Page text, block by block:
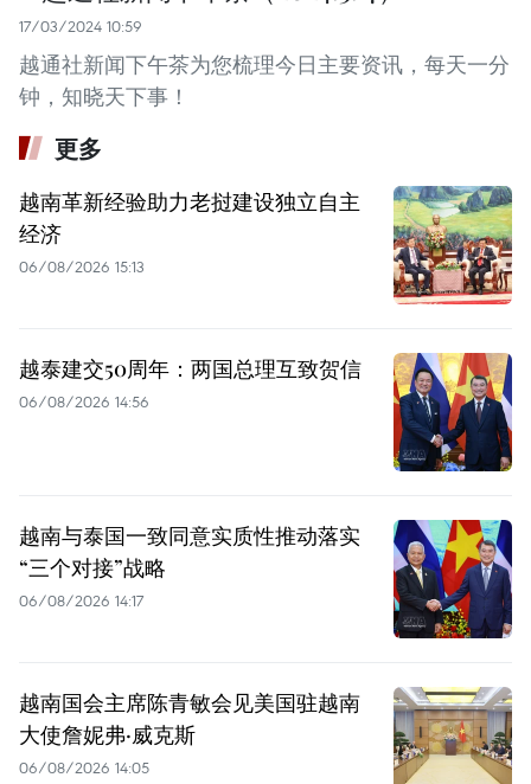
17/03/2024 10:59
越通社新闻下午茶为您梳理今日主要资讯，每天一分
钟，知晓天下事！
更多
越南革新经验助力老挝建设独立自主
经济
06/08/2026 15:13
越泰建交50周年：两国总理互致贺信
06/08/2026 14:56
越南与泰国一致同意实质性推动落实
“三个对接”战略
06/08/2026 14:17
越南国会主席陈青敏会见美国驻越南
大使詹妮弗·威克斯
06/08/2026 14:05